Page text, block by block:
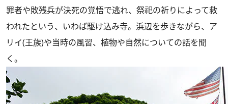
罪者や敗残兵が決死の覚悟で逃れ、祭祀の祈りによって救
われたという、いわば駆け込み寺。浜辺を歩きながら、ア
リイ(王族)や当時の風習、植物や自然についての話を聞
く。